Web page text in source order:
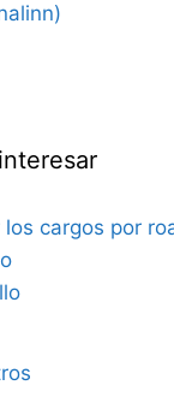
cargos por